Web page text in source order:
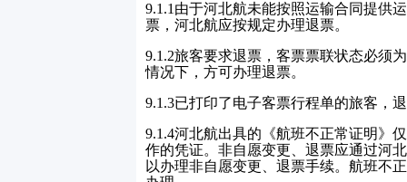
9.1.1 由于河北航未能按照运输合同提供
票，河北航应按规定办理退票。
9.1.2旅客要求退票，客票票联状态必须
情况下，方可办理退票。
9.1.3已打印了电子客票行程单的旅客，
9.1.4河北航出具的《航班不正常证明》
作的凭证。非自愿变更、退票应通过河
以办理非自愿变更、退票手续。航班不